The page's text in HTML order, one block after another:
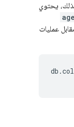
يحتوي
age
عمليات